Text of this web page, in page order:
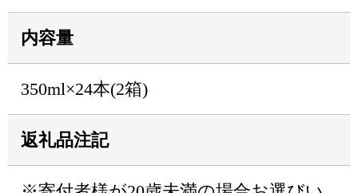
内容量
350ml×24本(2箱)
返礼品注記